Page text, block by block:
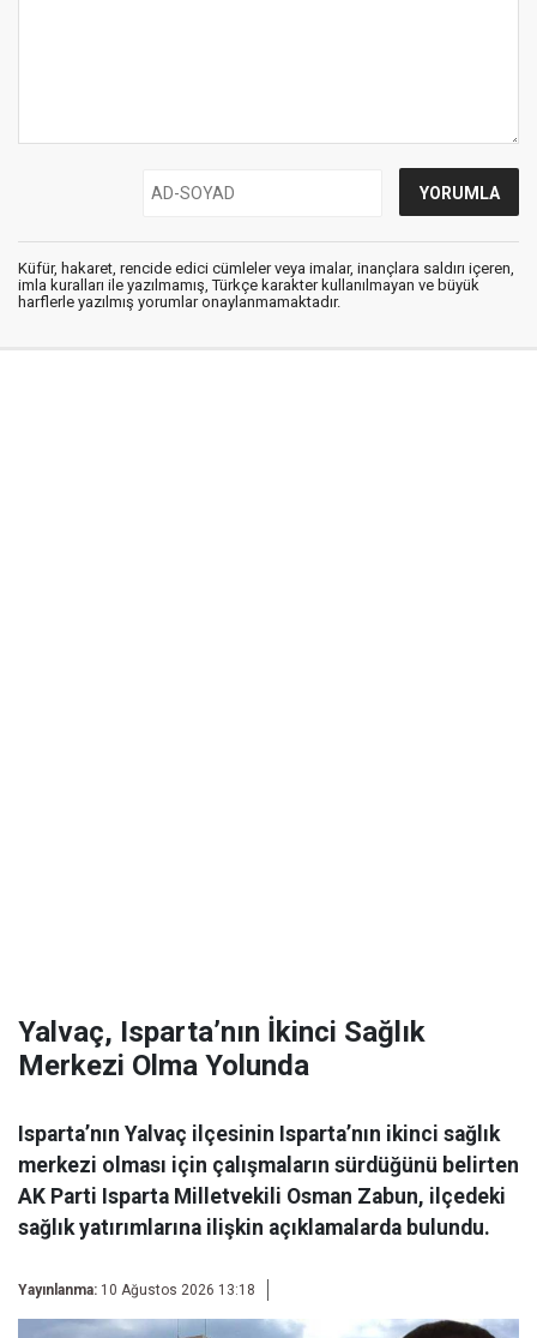
Küfür, hakaret, rencide edici cümleler veya imalar, inançlara saldırı içeren,
imla kuralları ile yazılmamış, Türkçe karakter kullanılmayan ve büyük
harflerle yazılmış yorumlar onaylanmamaktadır.
Yalvaç, Isparta’nın İkinci Sağlık
Merkezi Olma Yolunda
Isparta’nın Yalvaç ilçesinin Isparta’nın ikinci sağlık
merkezi olması için çalışmaların sürdüğünü belirten
AK Parti Isparta Milletvekili Osman Zabun, ilçedeki
sağlık yatırımlarına ilişkin açıklamalarda bulundu.
Yayınlanma: 10 Ağustos 2026 13:18